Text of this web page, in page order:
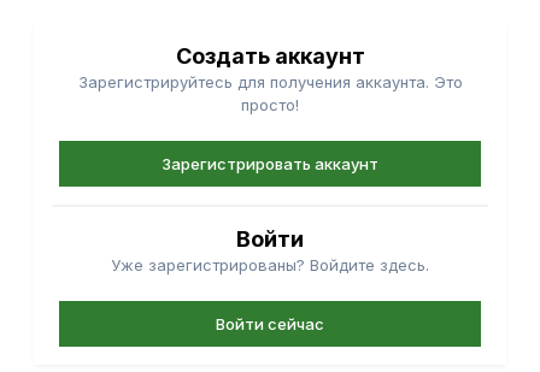
Создать аккаунт
Зарегистрируйтесь для получения аккаунта. Это
просто!
Зарегистрировать аккаунт
Войти
Уже зарегистрированы? Войдите здесь.
Войти сейчас